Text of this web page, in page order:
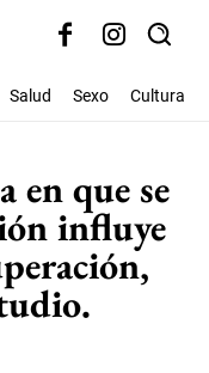
Salud Sexo Cultura
que se
influye